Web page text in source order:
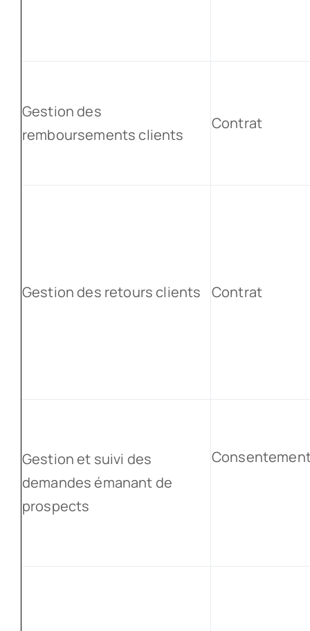
Gestion des
remboursements clients
Contrat
Gestion des retours clients Contrat
Gestion et suivi des
demandes émanant de
prospects